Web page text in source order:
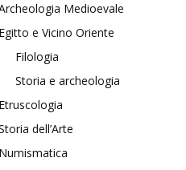
Medioevale
e Vicino Oriente
Filologia
Storia e archeologia
dell’Arte